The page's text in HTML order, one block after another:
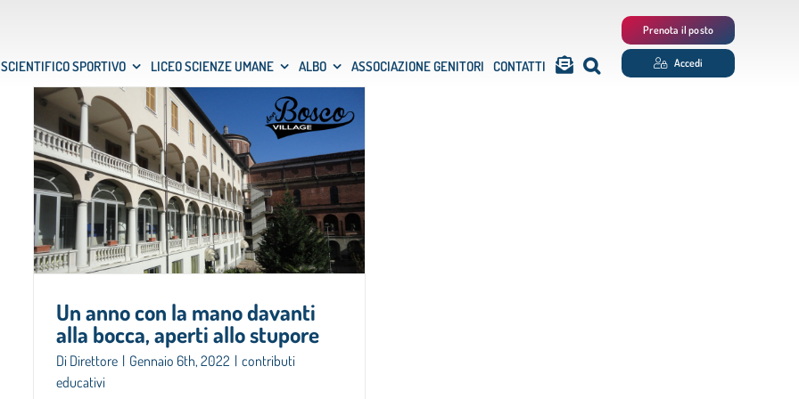
SPORTIVO LICEO SCIENZE UMANE ALBO ASSOCIAZIONE GENITORI CONTATTI
Prenota il posto
Accedi
Un anno con la mano davanti
alla bocca, aperti allo stupore
Di Direttore | Gennaio 6th, 2022 | contributi
educativi